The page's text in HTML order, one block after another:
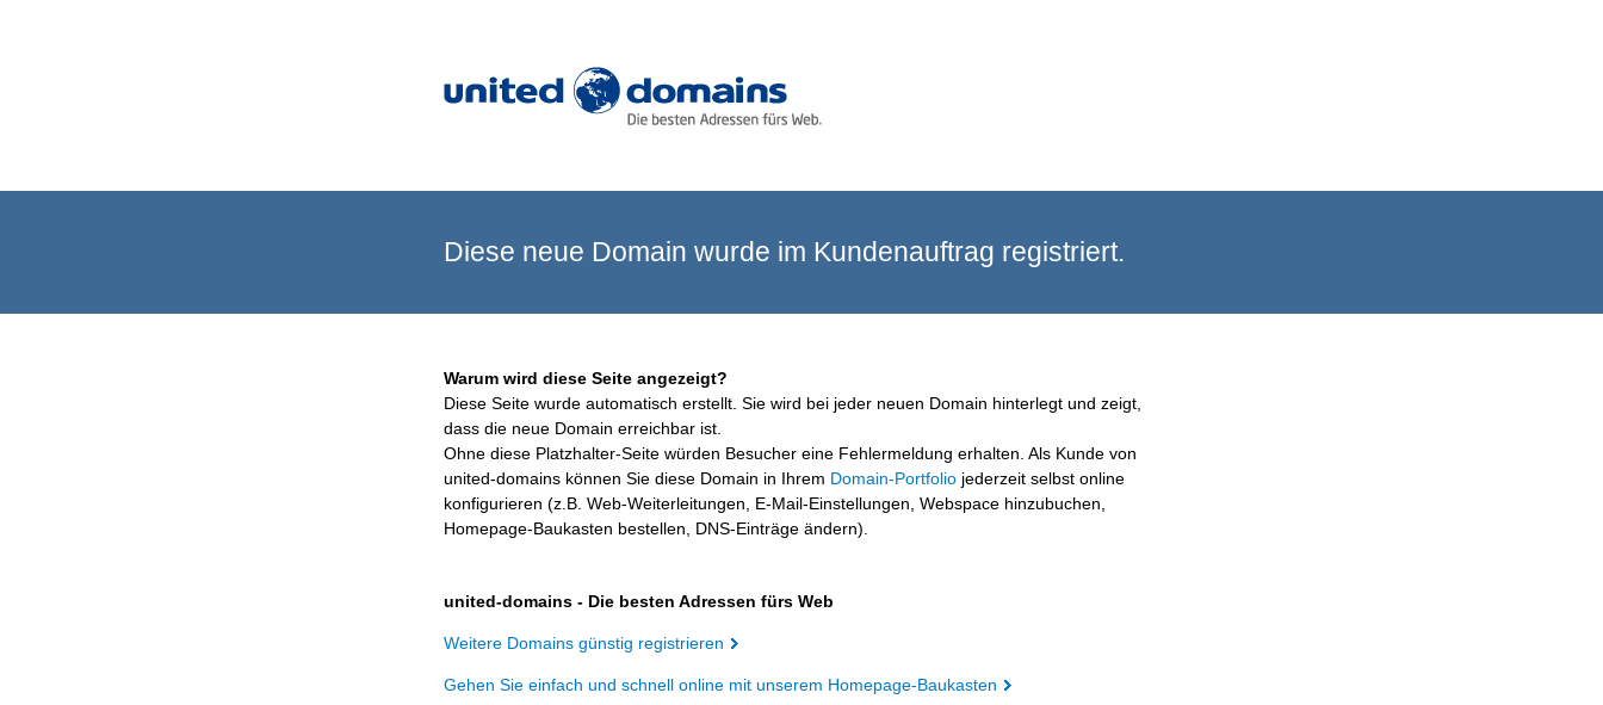
Diese neue Domain wurde im Kundenauftrag registriert.
Warum wird diese Seite angezeigt?
Diese Seite wurde automatisch erstellt. Sie wird bei jeder neuen Domain hinterlegt und zeigt,
dass die neue Domain erreichbar ist.
Ohne diese Platzhalter-Seite würden Besucher eine Fehlermeldung erhalten. Als Kunde von
united-domains können Sie diese Domain in Ihrem Domain-Portfolio jederzeit selbst online
konfigurieren (z.B. Web-Weiterleitungen, E-Mail-Einstellungen, Webspace hinzubuchen,
Homepage-Baukasten bestellen, DNS-Einträge ändern).
united-domains - Die besten Adressen fürs Web
Weitere Domains günstig registrieren
Gehen Sie einfach und schnell online mit unserem Homepage-Baukasten